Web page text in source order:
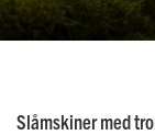
Slåmskiner med